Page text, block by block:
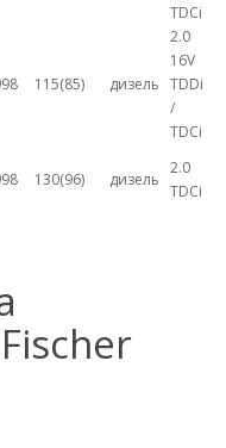
TDCi
115(85) дизель
2.0
16V
TDDi
/
TDCi
130(96) дизель
2.0
TDCi